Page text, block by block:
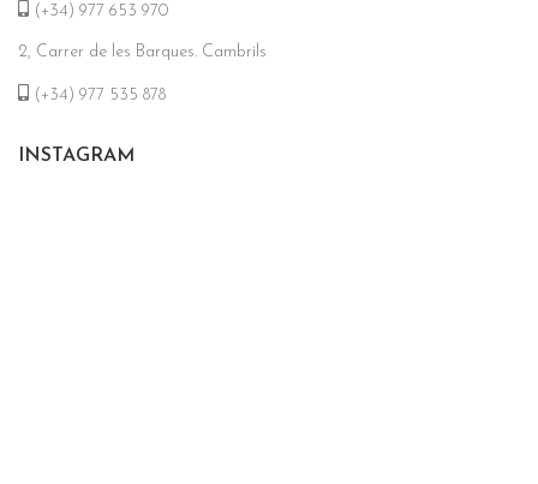
(+34) 977 653 970
2, Carrer de les Barques. Cambrils
(+34) 977 535 878
INSTAGRAM